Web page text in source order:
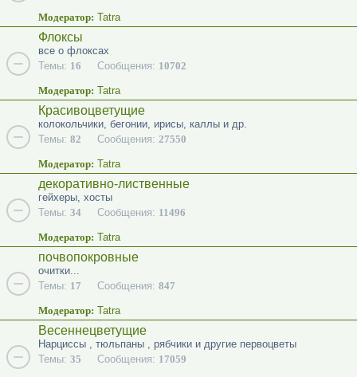
Модератор: Tatra
Флоксы
все о флоксах
Темы: 16 Сообщения: 10702
Модератор: Tatra
Красивоцветущие
колокольчики, бегонии, ирисы, каллы и др.
Темы: 82 Сообщения: 27550
Модератор: Tatra
декоративно-лиственные
гейхеры, хосты
Темы: 34 Сообщения: 11496
Модератор: Tatra
почвопокровные
очитки...
Темы: 17 Сообщения: 847
Модератор: Tatra
Весеннецветущие
Нарциссы , тюльпаны , рябчики и другие первоцветы
Темы: 35 Сообщения: 17059